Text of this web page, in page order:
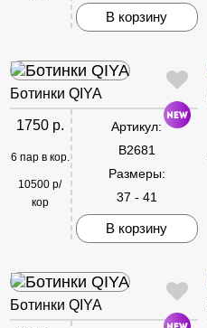
В корзину
Ботинки QIYA
1750 р.
6 пар в кор.
10500 р/
кор
Артикул:
B2681
Размеры:
37 - 41
В корзину
Ботинки QIYA